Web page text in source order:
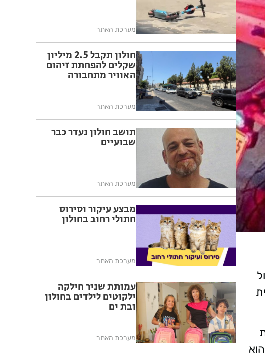
מערכת האתר
חולון תקבל 2.5 מיליון
שקלים להפחתת זיהום
האוויר מתחבורה
מערכת האתר
תושב חולון נעדר כבר
שבועיים
מערכת האתר
מבצע עיקור וסירוס
חתולי רחוב בחולון
מערכת האתר
עמותת שניר חילקה
ילקוטים לילדים בחולון
ובת ים
מערכת האתר